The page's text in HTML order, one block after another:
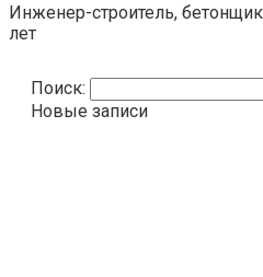
Инженер-строитель,
лет
Поиск:
Новые записи